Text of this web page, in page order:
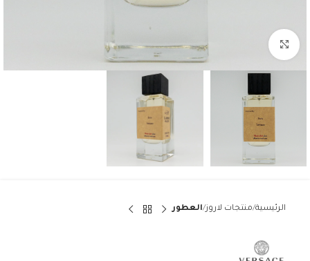
الرئيسية منتجات لاروز العطور